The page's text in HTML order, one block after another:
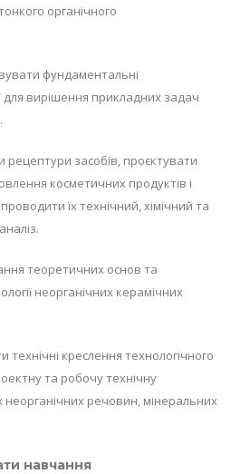
органічного
фундаментальні
для вирішення прикладних задач
рецептури засобів, проєктувати
косметичних продуктів і
їх технічний, хімічний та
теоретичних основ та
неорганічних керамічних
креслення технологічного
та робочу технічну
неорганічних речовин, мінеральних
навчання